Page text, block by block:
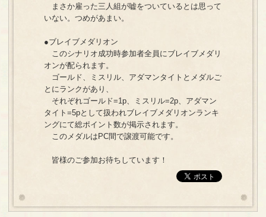
まさか雇った三人組が嘘をついているとは思って
いない。つめがあまい。
●ブレイブメダリオン
このシナリオ成功時参加者全員にブレイブメダリ
オンが配られます。
ゴールド、ミスリル、アダマンタイトとメダルご
とにランクがあり、
それぞれゴールド=1p、ミスリル=2p、アダマン
タイト=5pとして扱われブレイブメダリオンランキ
ングにて総ポイント数が掲示されます。
このメダルはPC間で譲渡可能です。
皆様のご参加お待ちしています！